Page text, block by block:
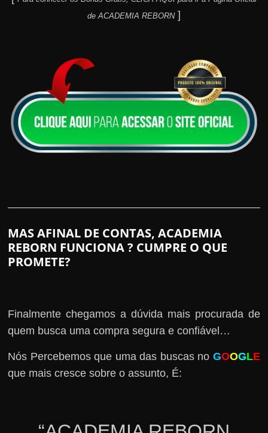
de ACADEMIA REBORN]
MAS AFINAL DE CONTAS, ACADEMIA
REBORN FUNCIONA ? CUMPRE O QUE
PROMETE?
Finalmente chegamos a dúvida mais procurada de
quem busca uma compra segura e confiável…
Nós Percebemos que uma das buscas no GOOGLE
que mais cresce sobre o assunto, É: